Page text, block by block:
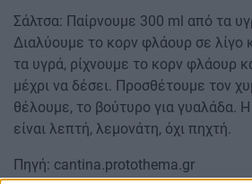
Σάλτσα: Παίρνουμε 300 ml από τα
Διαλύουμε το κορν φλάουρ σε λίγο
τα υγρά, ρίχνουμε το κορν φλάουρ
μέχρι να δέσει. Προσθέτουμε τον
θέλουμε, το βούτυρο για γυαλάδα.
είναι λεπτή, λεμονάτη, όχι πηχτή.
Πηγή: cantina.protothema.gr